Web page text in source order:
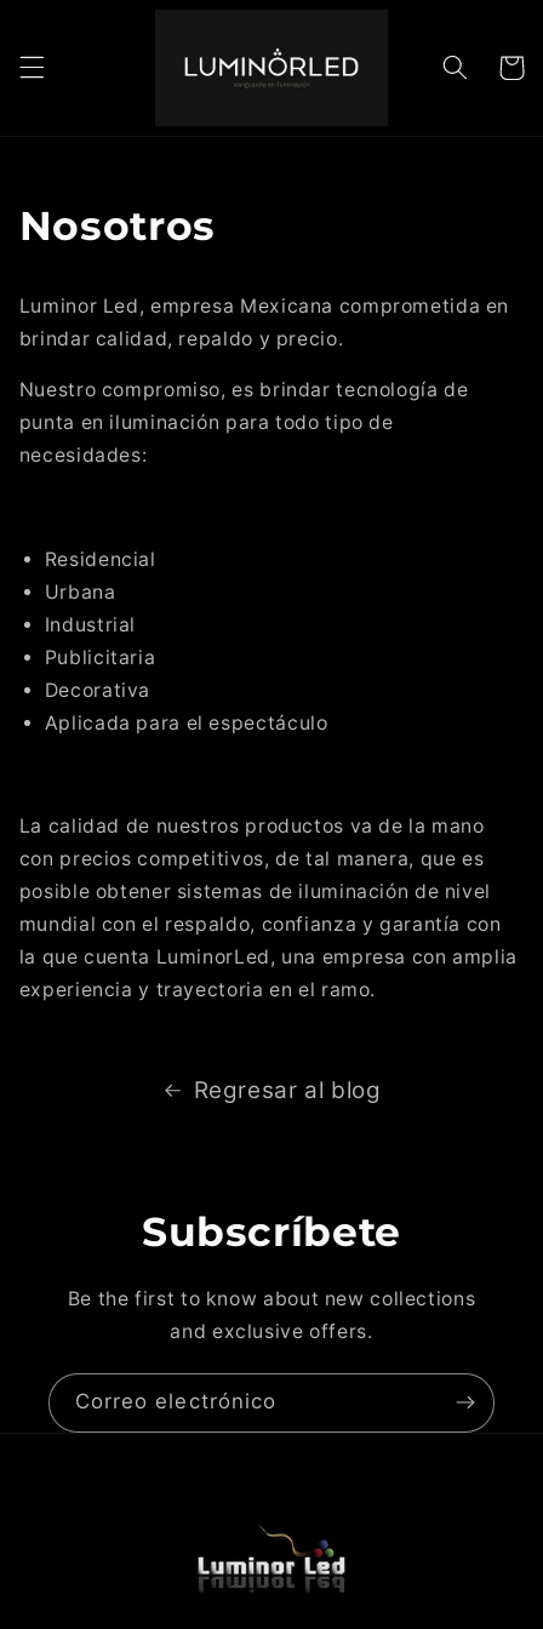
Carrito
Nosotros
Luminor Led, empresa Mexicana comprometida en
brindar calidad, repaldo y precio.
Nuestro compromiso, es brindar tecnología de
punta en iluminación para todo tipo de
necesidades:
Residencial
Urbana
Industrial
Publicitaria
Decorativa
Aplicada para el espectáculo
La calidad de nuestros productos va de la mano
con precios competitivos, de tal manera, que es
posible obtener sistemas de iluminación de nivel
mundial con el respaldo, confianza y garantía con
la que cuenta LuminorLed, una empresa con amplia
experiencia y trayectoria en el ramo.
Regresar al blog
Subscríbete
Be the first to know about new collections
and exclusive offers.
Correo electrónico